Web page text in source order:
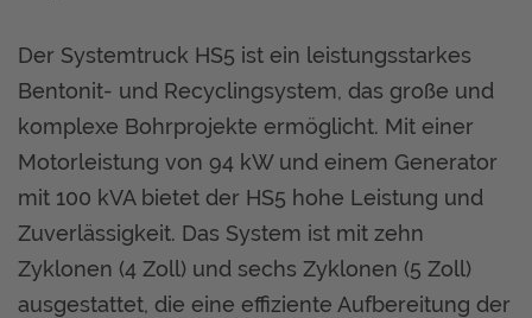
Der Systemtruck HS5 ist ein leistungsstarkes
Bentonit- und Recyclingsystem, das große und
komplexe Bohrprojekte ermöglicht. Mit einer
Motorleistung von 94 kW und einem Generator
mit 100 kVA bietet der HS5 hohe Leistung und
Zuverlässigkeit. Das System ist mit zehn
Zyklonen (4 Zoll) und sechs Zyklonen (5 Zoll)
ausgestattet, die eine effiziente Aufbereitung der